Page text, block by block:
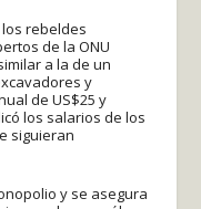
rebeldes
de la ONU
a la de un
y
de US$25 y
los salarios de los
siguieran
y se asegura